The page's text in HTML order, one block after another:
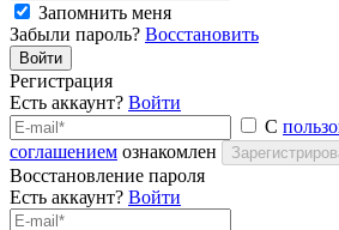
Запомнить меня
Забыли пароль? Восстановить
Войти
Регистрация
Есть аккаунт? Войти
С
соглашением ознакомлен
Восстановление пароля
Есть аккаунт? Войти